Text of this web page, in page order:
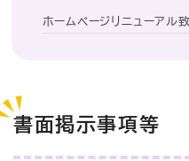
ホームページリニューアル致
書面掲示事項等